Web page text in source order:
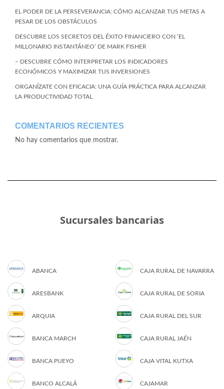
EL PODER DE LA PERSEVERANCIA: CÓMO ALCANZAR TUS METAS A
PESAR DE LOS OBSTÁCULOS
DESCUBRE LOS SECRETOS DEL ÉXITO FINANCIERO CON ‘EL
MILLONARIO INSTANTÁNEO’ DE MARK FISHER
– DESCUBRE CÓMO INTERPRETAR LOS INDICADORES
ECONÓMICOS Y MAXIMIZAR TUS INVERSIONES
ORGANÍZATE CON EFICACIA: UNA GUÍA PRÁCTICA PARA ALCANZAR
LA PRODUCTIVIDAD TOTAL
COMENTARIOS RECIENTES
No hay comentarios que mostrar.
Sucursales bancarias
ABANCA
ARESBANK
ARQUIA
BANCA MARCH
BANCA PUEYO
BANCO ALCALÁ
CAJA RURAL DE NAVARRA
CAJA RURAL DE SORIA
CAJA RURAL DEL SUR
CAJA RURAL JAÉN
CAJA VITAL KUTXA
CAJAMAR